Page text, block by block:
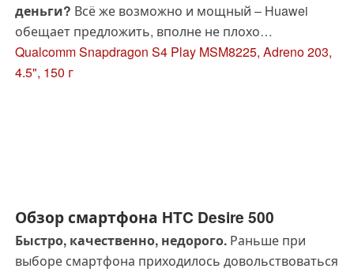
деньги? Всё же возможно и мощный – Huawei
обещает предложить, вполне не плохо
скомпанованый Ascend G510. Мы протестировали
4.5-дюймовую низкоуровневую модель за чуть
Qualcomm Snapdragon S4 Play MSM8225, Adreno 203,
4.5", 150 г
Обзор смартфона HTC Desire 500
Быстро, качественно, недорого.Раньше при
выборе смартфона приходилось довольствоваться